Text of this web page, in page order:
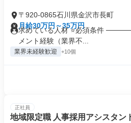
〒920-0865石川県金沢市長町
月給30万円～35万円
求めている人材 ⭐必須条件
メント経験（業界不...
業界未経験歓迎 +10個
正社員
地域限定職 人事採用アシスタン